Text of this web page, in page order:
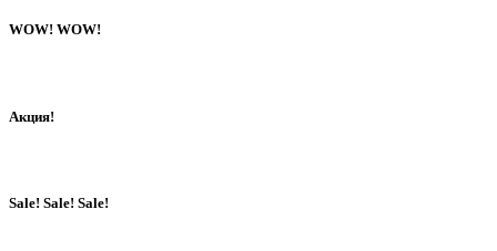
WOW! WOW!
Акция!
Sale! Sale! Sale!